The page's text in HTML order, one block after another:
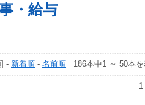
・給与
] - 新着順 - 名前順 186本中1 ～ 50本
1